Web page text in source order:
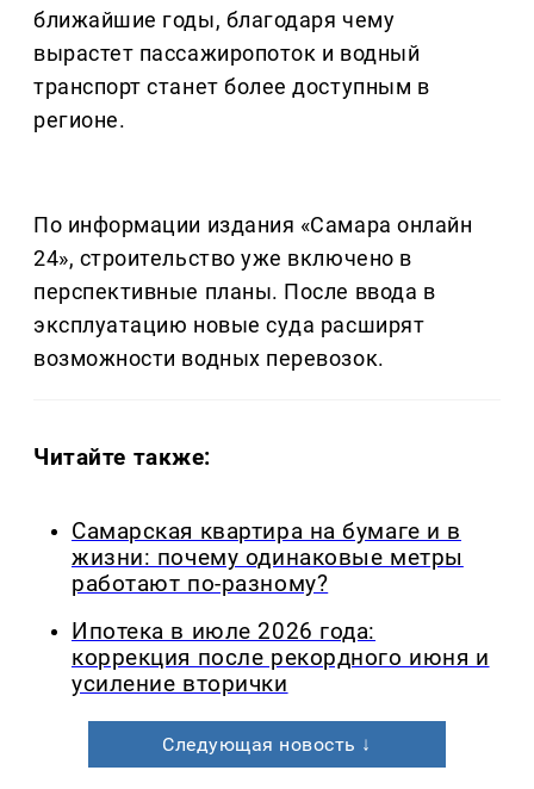
ближайшие годы, благодаря чему
вырастет пассажиропоток и водный
транспорт станет более доступным в
регионе.
По информации издания «Самара онлайн
24», строительство уже включено в
перспективные планы. После ввода в
эксплуатацию новые суда расширят
возможности водных перевозок.
Читайте также:
Самарская квартира на бумаге и в
жизни: почему одинаковые метры
работают по-разному?
Ипотека в июле 2026 года:
коррекция после рекордного июня и
усиление вторички
Следующая новость ↓